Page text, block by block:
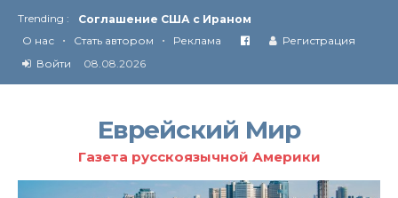
Trending :
Соглашение США с Ираном
Технология Революции в Иране
О нас • Стать автором • Реклама
Регистрация
Войти
08.08.2026
Еврейский Мир
Газета русскоязычной Америки